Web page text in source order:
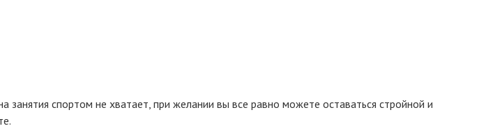
спортом не хватает, при желании вы все равно можете оставаться стройной и